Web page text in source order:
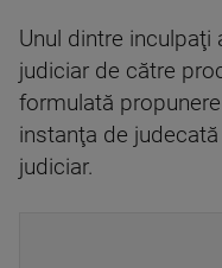
Unul dintre
judiciar de către
formulată
instanţa de
judiciar.